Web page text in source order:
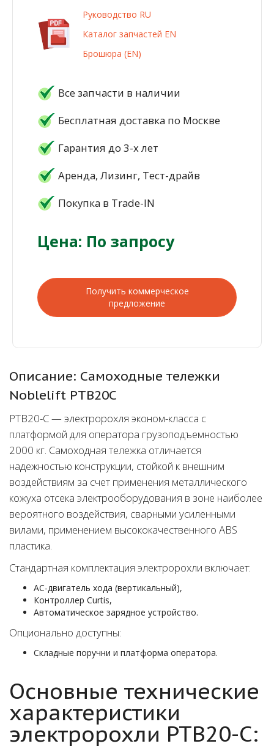
Руководство RU
Каталог запчастей EN
Брошюра (EN)
Все запчасти в наличии
Бесплатная доставка по Москве
Гарантия до 3-х лет
Аренда, Лизинг, Тест-драйв
Покупка в Trade-IN
Цена: По запросу
Получить коммерческое
предложение
Описание: Самоходные тележки
Noblelift PTB20C
PTB20-C — электророхля эконом-класса с
платформой для оператора грузоподъемностью
2000 кг. Самоходная тележка отличается
надежностью конструкции, стойкой к внешним
воздействиям за счет применения металлического
кожуха отсека электрооборудования в зоне наиболее
вероятного воздействия, сварными усиленными
вилами, применением высококачественного ABS
пластика.
Cтандартная комплектация электророхли включает:
АС-двигатель хода (вертикальный),
Контроллер Curtis,
Автоматическое зарядное устройство.
Опционально доступны:
Складные поручни и платформа оператора.
Основные технические
характеристики
электророхли PTB20-C: